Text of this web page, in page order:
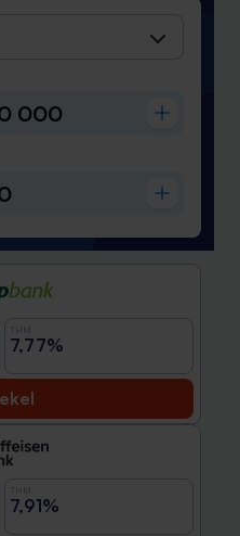
7,77%
7,91%